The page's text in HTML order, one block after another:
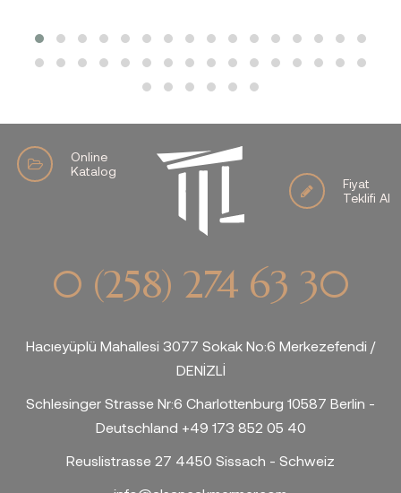
Online
Katalog
Fiyat
Teklifi Al
0 (258) 274 63 30
Hacıeyüplü Mahallesi 3077 Sokak No:6 Merkezefendi /
DENİZLİ
Schlesinger Strasse Nr:6 Charlottenburg 10587 Berlin -
Deutschland +49 173 852 05 40
Reuslistrasse 27 4450 Sissach - Schweiz